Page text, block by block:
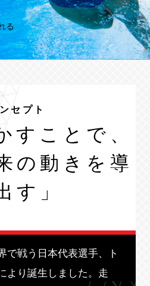
る
セプト
すことで、
の動きを導
す」
で戦う日本代表選手、ト
より誕生しました。走